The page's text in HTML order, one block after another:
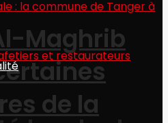
Maghrib
de la